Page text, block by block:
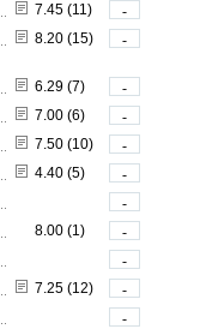
7.45 (11)
-
8.20 (15)
-
6.29 (7)
-
7.00 (6)
-
7.50 (10)
-
4.40 (5)
-
-
8.00 (1)
-
-
7.25 (12)
-
-